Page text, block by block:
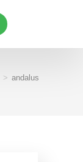
> andalus